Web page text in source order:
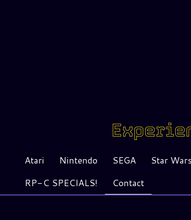
Atari Nintendo SEGA Star Wars
RP-C SPECIALS!
Contact